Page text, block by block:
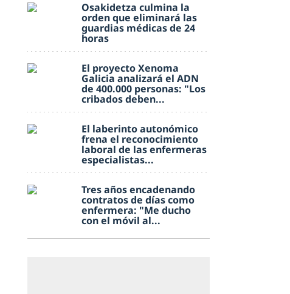
Osakidetza culmina la
orden que eliminará las
guardias médicas de 24
horas
El proyecto Xenoma
Galicia analizará el ADN
de 400.000 personas: "Los
cribados deben...
El laberinto autonómico
frena el reconocimiento
laboral de las enfermeras
especialistas...
Tres años encadenando
contratos de días como
enfermera: "Me ducho
con el móvil al...